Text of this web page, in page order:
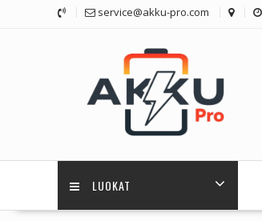
service@akku-pro.com
LUOKAT